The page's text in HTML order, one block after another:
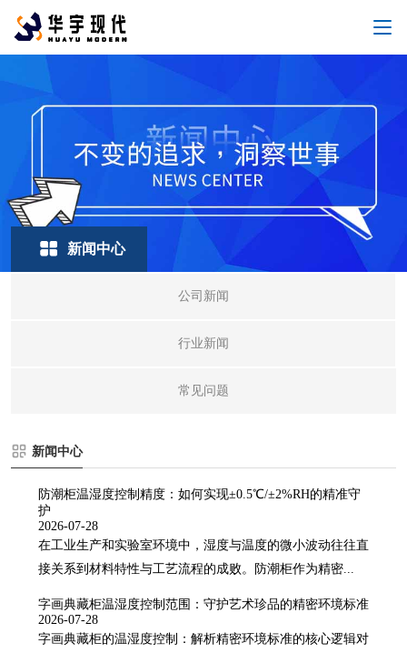
新闻中心
公司新闻
行业新闻
常见问题
新闻中心
防潮柜温湿度控制精度：如何实现±0.5℃/±2%RH的精准守
护
2026-07-28
在工业生产和实验室环境中，湿度与温度的微小波动往往直
接关系到材料特性与工艺流程的成败。防潮柜作为精密...
字画典藏柜温湿度控制范围：守护艺术珍品的精密环境标准
2026-07-28
字画典藏柜的温湿度控制：解析精密环境标准的核心逻辑对